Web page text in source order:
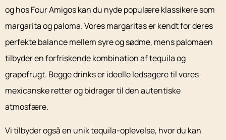
og hos Four Amigos kan du nyde populære klassikere som
margarita og paloma. Vores margaritas er kendt for deres
perfekte balance mellem syre og sødme, mens palomaen
tilbyder en forfriskende kombination af tequila og
grapefrugt. Begge drinks er ideelle ledsagere til vores
mexicanske retter og bidrager til den autentiske
atmosfære.
Vi tilbyder også en unik tequila-oplevelse, hvor du kan